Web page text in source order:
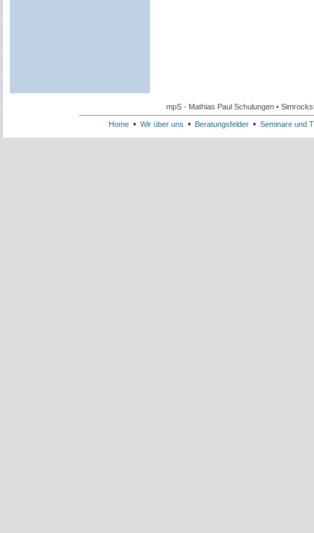
mpS - Mathias Paul Schulungen •
Home • Wir über uns • Beratungsfelder • Seminare und